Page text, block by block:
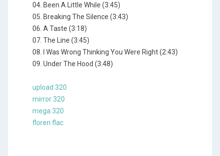
04. Been A Little While (3:45)
05. Breaking The Silence (3:43)
06. A Taste (3:18)
07. The Line (3:45)
08. I Was Wrong Thinking You Were Right (2:43)
09. Under The Hood (3:48)
upload 320
mirror 320
mega 320
floren flac